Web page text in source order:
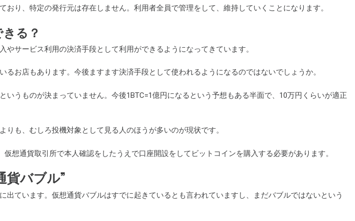
おり、特定の発行元は存在しません。利用者全員で管理をして、維持していくことになります。
る？
やサービス利用の決済手段として利用ができるようになってきています。
るお店もあります。今後ますます決済手段として使われるようになるのではないでしょうか。
いうものが決まっていません。今後1BTC=1億円になるという予想もある半面で、10万円くらいが適正
りも、むしろ投機対象として見る人のほうが多いのが現状です。
想通貨取引所で本人確認をしたうえで口座開設をしてビットコインを購入する必要があります。
貨バブル”
出ています。仮想通貨バブルはすでに起きているとも言われていますし、まだバブルではないという